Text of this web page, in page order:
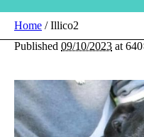
Home /Illico2
Published 09/10/2023 at